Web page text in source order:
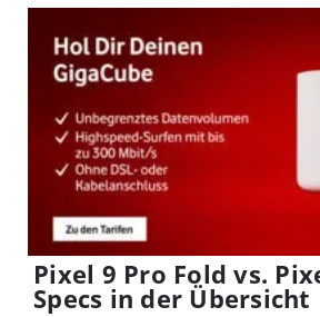
Pixel 9 Pro Fold vs.
Specs in der Übersicht